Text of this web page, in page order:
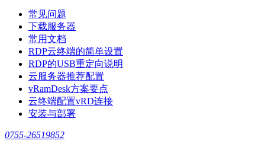
常见问题
下载服务器
常用文档
RDP云终端的简单设置
RDP的USB重定向说明
云服务器推荐配置
vRamDesk方案要点
云终端配置vRD连接
安装与部署
0755-26519852